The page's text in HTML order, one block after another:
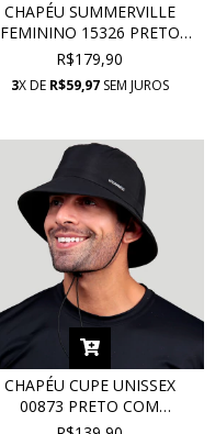
CHAPÉU SUMMERVILLE
FEMININO 15326 PRETO
COM PROTEÇÃO UV
R$179,90
3X DE R$59,97SEM JUROS
CHAPÉU CUPE UNISSEX
00873 PRETO COM
PROTEÇÃO UV